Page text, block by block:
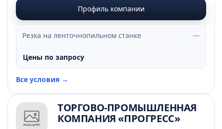
Профиль компании
Резка на ленточнопильном станке —
Цены по запросу
Все условия →
ТОРГОВО-ПРОМЫШЛЕННАЯ
КОМПАНИЯ «ПРОГРЕСС»